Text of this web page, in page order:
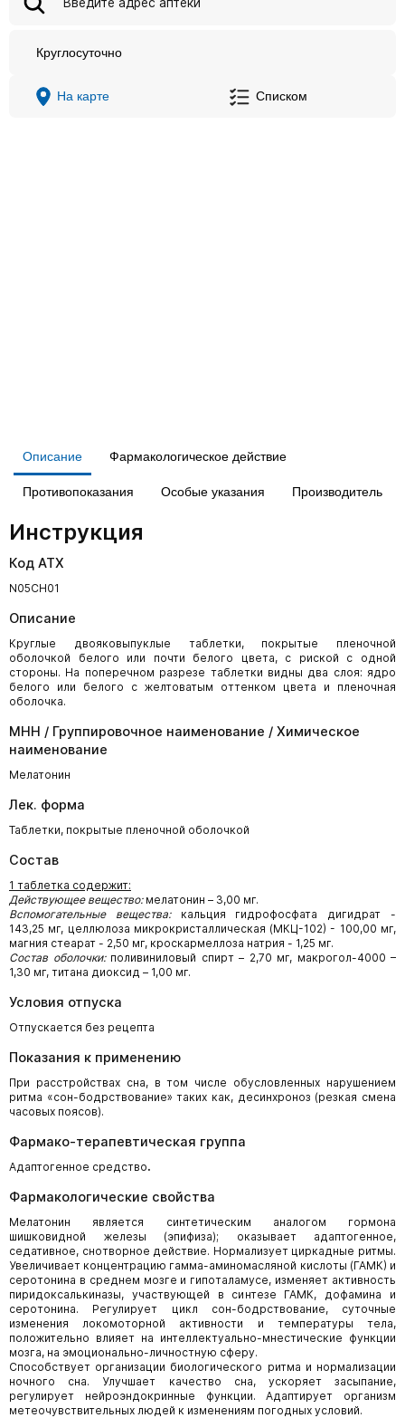
Круглосуточно
На карте Списком
Описание Фармакологическое действие
Противопоказания Особые указания Производитель
Инструкция
Код АТХ
N05СН01
Описание
Круглые двояковыпуклые таблетки, покрытые пленочной
оболочкой белого или почти белого цвета, с риской с одной
стороны. На поперечном разрезе таблетки видны два слоя: ядро
белого или белого с желтоватым оттенком цвета и пленочная
оболочка.
МНН / Группировочное наименование / Химическое
наименование
Мелатонин
Лек. форма
Таблетки, покрытые пленочной оболочкой
Состав
1 таблетка содержит:
Действующее вещество:мелатонин – 3,00 мг.
Вспомогательные вещества:кальция гидрофосфата дигидрат -
143,25 мг, целлюлоза микрокристаллическая (МКЦ-102) - 100,00 мг,
магния стеарат - 2,50 мг, кроскармеллоза натрия - 1,25 мг.
Состав оболочки:поливиниловый спирт – 2,70 мг, макрогол-4000 –
1,30 мг, титана диоксид – 1,00 мг.
Условия отпуска
Отпускается без рецепта
Показания к применению
При расстройствах сна, в том числе обусловленных нарушением
ритма «сон-бодрствование» таких как, десинхроноз (резкая смена
часовых поясов).
Фармако-терапевтическая группа
Адаптогенное средство.
Фармакологические свойства
Мелатонин является синтетическим аналогом гормона
шишковидной железы (эпифиза); оказывает адаптогенное,
седативное, снотворное действие. Нормализует циркадные ритмы.
Увеличивает концентрацию гамма-аминомасляной кислоты (ГАМК) и
серотонина в среднем мозге и гипоталамусе, изменяет активность
пиридоксалькиназы, участвующей в синтезе ГАМК, дофамина и
серотонина. Регулирует цикл сон-бодрствование, суточные
изменения локомоторной активности и температуры тела,
положительно влияет на интеллектуально-мнестические функции
мозга, на эмоционально-личностную сферу.
Способствует организации биологического ритма и нормализации
ночного сна. Улучшает качество сна, ускоряет засыпание,
регулирует нейроэндокринные функции. Адаптирует организм
метеочувствительных людей к изменениям погодных условий.